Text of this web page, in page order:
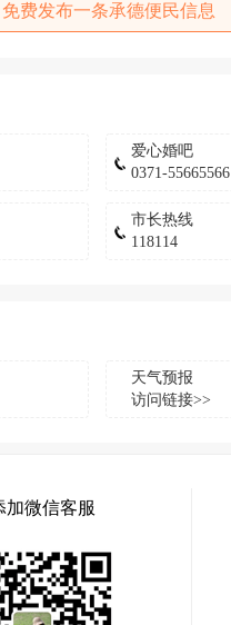
免费发布一条承德便民信息
爱心婚吧
0371-55665566
市长热线
118114
天气预报
访问链接>>
加微信客服